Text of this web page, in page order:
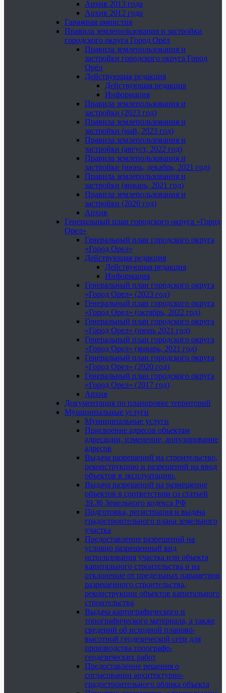
Архив 2013 года
Архив 2012 года
Гаражная амнистия
Правила землепользования и застройки
городского округа Город Орёл
Правила землепользования и
застройки городского округа Город
Орёл
Действующая редакция
Действующая редакция
Информация
Правила землепользования и
застройки (2023 год)
Правила землепользования и
застройки (май, 2023 год)
Правила землепользования и
застройки (август, 2022 год)
Правила землепользования и
застройки (июнь, декабрь, 2021 год)
Правила землепользования и
застройки (январь, 2021 год)
Правила землепользования и
застройки (2020 год)
Архив
Генеральный план городского округа «Город
Орел»
Генеральный план городского округа
«Город Орел»
Действующая редакция
Действующая редакция
Информация
Генеральный план городского округа
«Город Орел» (2023 год)
Генеральный план городского округа
«Город Орел» (октябрь, 2022 год)
Генеральный план городского округа
«Город Орел» (июнь 2021 год)
Генеральный план городского округа
«Город Орел» (январь, 2021 год)
Генеральный план городского округа
«Город Орел» (2020 год)
Генеральный план городского округа
«Город Орел» (2017 год)
Архив
Документация по планировке территорий
Муниципальные услуги
Муниципальные услуги
Присвоение адресов объектам
адресации, изменение, аннулирование
адресов
Выдача разрешений на строительство,
реконструкцию и разрешений на ввод
объектов в эксплуатацию.
Выдача разрешений на размещение
объектов в соответствии со статьей
39.36 Земельного кодекса РФ
Подготовка, регистрация и выдача
градостроительного плана земельного
участка
Предоставление разрешений на
условно разрешенный вид
использования участка или объекта
капитального строительства и на
отклонение от предельных параметров
разрешенного строительства,
реконструкции объектов капитального
строительства
Выдача картографического и
топографического материала, а также
сведений об исходной планово-
высотной геодезической сети для
производства топографо-
геодезических работ
Предоставление решения о
согласовании архитектурно-
градостроительного облика объекта